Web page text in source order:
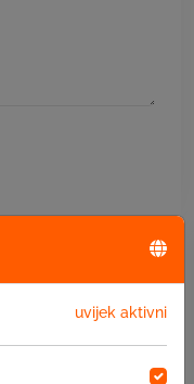
uvijek aktivni